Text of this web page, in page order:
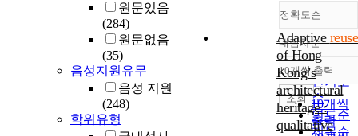
원문있음
(284)
원문없음
(35)
음성지원유무
음성 지원
(248)
학위유형
정확도순
정확도
순
인기도
순
연도순
제목순
내림차순
내림차
10개씩 출력
10개씩
출력
조회
Adaptive reuse
of Hong
Kong’s
architectural
heritage :
qualitative